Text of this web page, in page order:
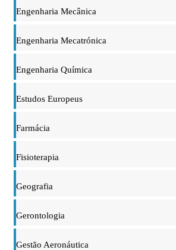
Engenharia Mecânica
Engenharia Mecatrónica
Engenharia Química
Estudos Europeus
Farmácia
Fisioterapia
Geografia
Gerontologia
Gestão Aeronáutica